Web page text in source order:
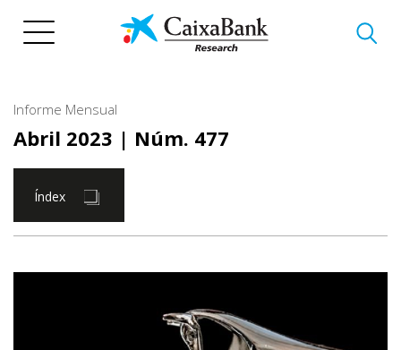
Informe Mensual
Abril 2023 | Núm. 477
Índex